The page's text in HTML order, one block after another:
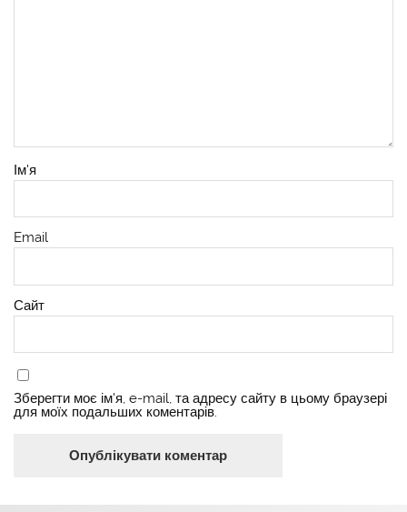
Ім'я
Email
Сайт
Зберегти моє ім'я, e-mail, та адресу сайту в цьому браузері
для моїх подальших коментарів.